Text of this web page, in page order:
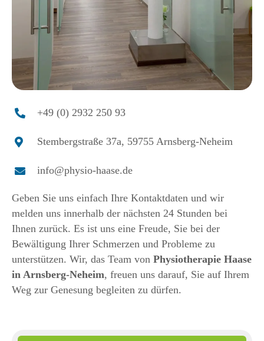
+49 (0) 2932 250 93
Stembergstraße 37a, 59755 Arnsberg-Neheim
info@physio-haase.de
Geben Sie uns einfach Ihre Kontaktdaten und wir
melden uns innerhalb der nächsten 24 Stunden bei
Ihnen zurück. Es ist uns eine Freude, Sie bei der
Bewältigung Ihrer Schmerzen und Probleme zu
unterstützen. Wir, das Team von Physiotherapie Haase
in Arnsberg-Neheim, freuen uns darauf, Sie auf Ihrem
Weg zur Genesung begleiten zu dürfen.